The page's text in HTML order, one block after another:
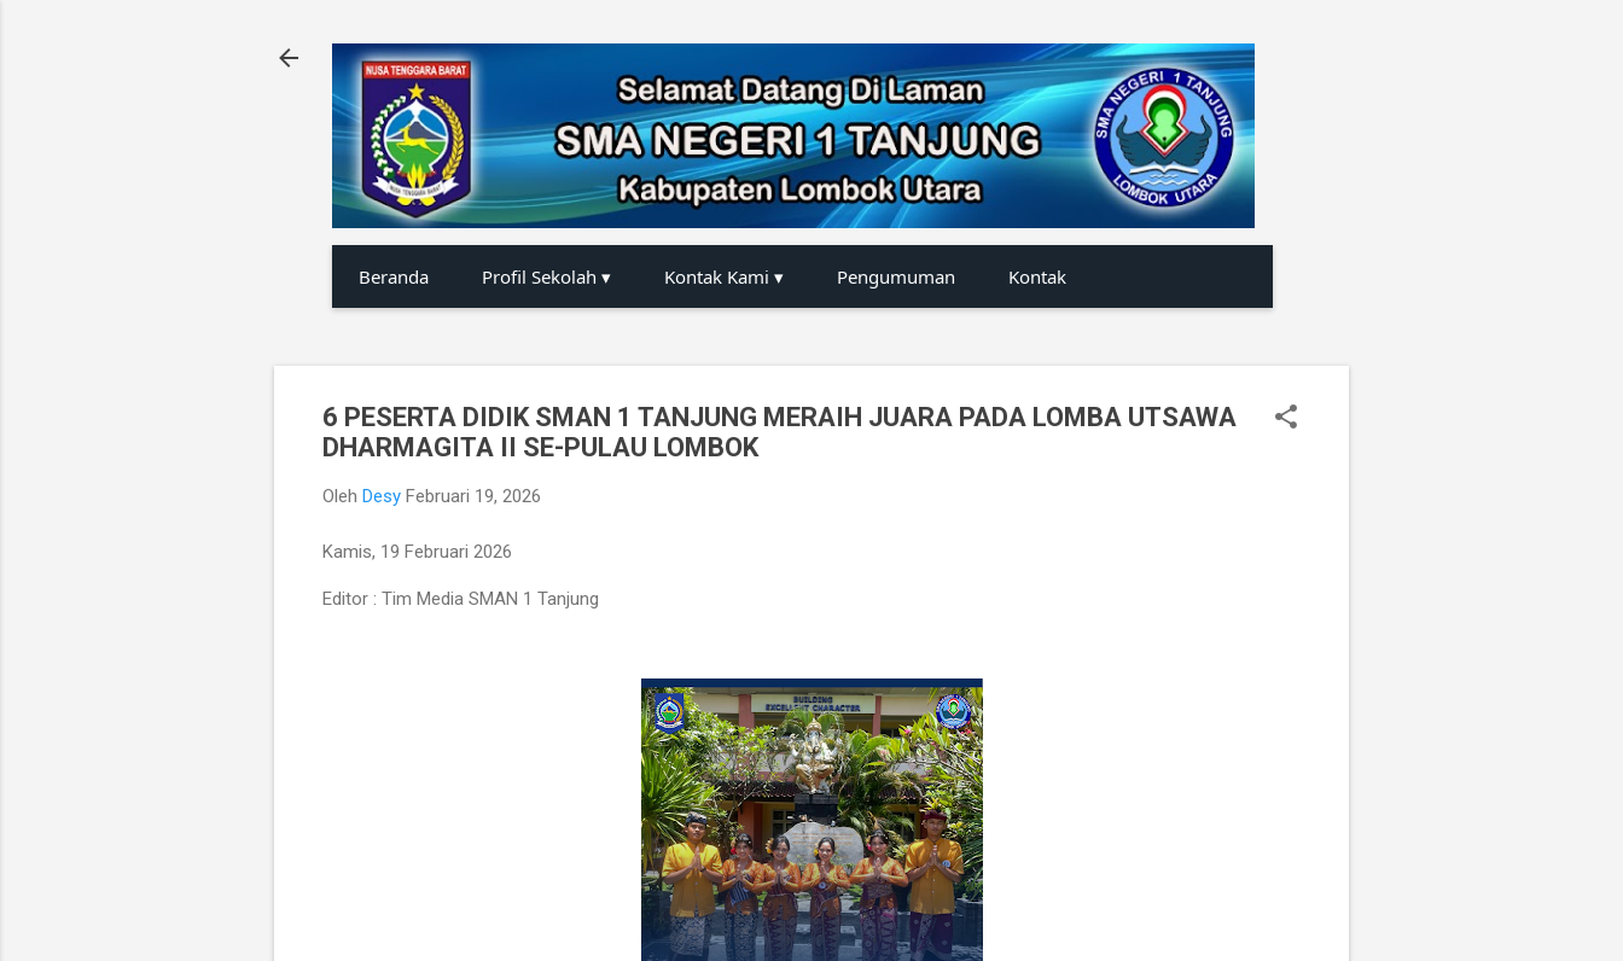
Beranda Profil Sekolah ▾ Kontak Kami ▾ Pengumuman Kontak
6 PESERTA DIDIK SMAN 1 TANJUNG MERAIH JUARA PADA LOMBA UTSAWA
DHARMAGITA II SE-PULAU LOMBOK
Oleh Desy Februari 19, 2026
Kamis, 19 Februari 2026
Editor : Tim Media SMAN 1 Tanjung